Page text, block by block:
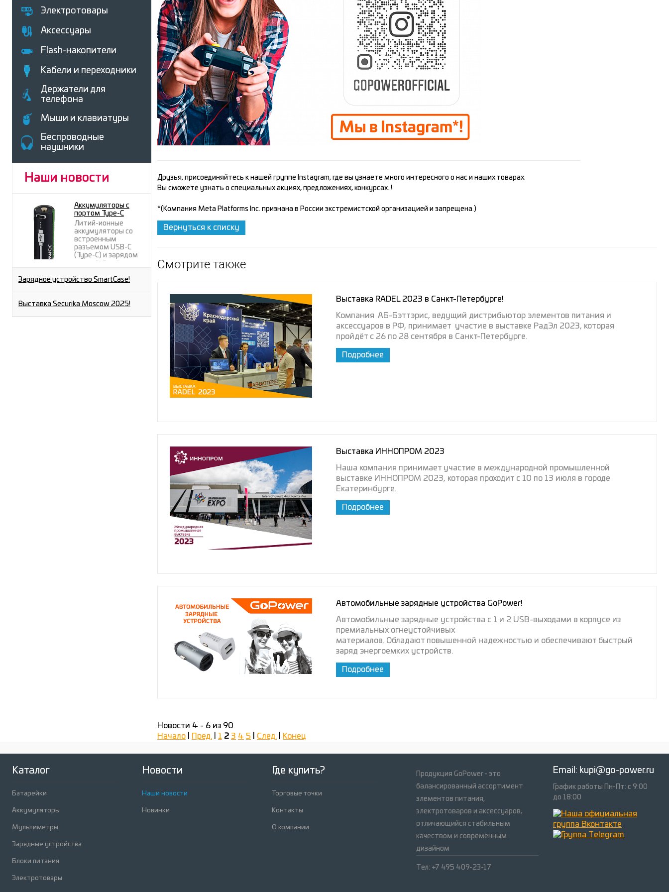
Электротовары
Аксессуары
Flash-накопители
Кабели и переходники
Держатели для
телефона
Мыши и клавиатуры
Беcпроводные
наушники
Наши новости
Аккумуляторы с
портом Type-C
Литий-ионные
аккумуляторы со
встроенным
разъемом USB-C
(Type-C) и зарядом
Зарядное устройство SmartCase!
Выставка Securika Moscow 2025!
Друзья, присоединяйтесь к нашей группе Instagram, где вы узнаете много интересного о нас и наших товарах.
Вы сможете узнать о специальных акциях, предложениях, конкурсах..!
*(Компания Meta Platforms Inc. признана в России экстремистской организацией и запрещена.)
Вернуться к списку
Смотрите также
Выставка RADEL 2023 в Санкт-Петербурге!
Компания АБ-Бэттэрис, ведущий дистрибьютор элементов питания и
аксессуаров в РФ, принимает участие в выставке РадЭл 2023, которая
пройдёт с 26 по 28 сентября в Санкт-Петербурге.
Подробнее
Выставка ИННОПРОМ 2023
Наша компания принимает участие в международной промышленной
выставке ИННОПРОМ 2023, которая проходит с 10 по 13 июля в городе
Екатеринбурге.
Подробнее
Автомобильные зарядные устройства GoPower!
Автомобильные зарядные устройства с 1 и 2 USB-выходами в корпусе из
премиальных огнеустойчивых
материалов. Обладают повышенной надежностью и обеспечивают быстрый
заряд энергоемких устройств.
Подробнее
Новости 4 - 6 из 90
Начало
Пред. 1 2 3 4 5 След. Конец
Каталог
Батарейки
Аккумуляторы
Мультиметры
Зарядные устройства
Блоки питания
Электротовары
Новости
Наши новости
Новинки
Где купить?
Торговые точки
Контакты
О компании
Продукция GoPower - это
балансированный ассортимент
элементов питания,
электротоваров и аксессуаров,
отличающийся стабильным
качеством и современным
дизайном
Тел: +7 495 409-23-17
Email: kupi@go-power.ru
График работы Пн-Пт: с 9:00
до 18:00